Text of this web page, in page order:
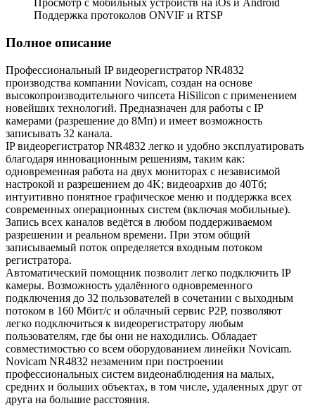
Просмотр с мобильных устройств на iOs и Android
Поддержка протоколов ONVIF и RTSP
Полное описание
Профессиональный IP видеорегистратор NR4832
производства компании Novicam, создан на основе
высокопроизводительного чипсета HiSilicon с применением
новейших технологий. Предназначен для работы с IP
камерами (разрешение до 8Мп) и имеет возможность
записывать 32 канала.
IP видеорегистратор NR4832 легко и удобно эксплуатировать
благодаря инновационным решениям, таким как:
одновременная работа на двух мониторах с независимой
настрокой и разрешением до 4K; видеоархив до 40Тб;
интуитивно понятное графическое меню и поддержка всех
современных операционных систем (включая мобильные).
Запись всех каналов ведётся в любом поддерживаемом
разрешении и реальном времени. При этом общий
записываемый поток определяется входным потоком
регистратора.
Автоматический помощник позволит легко подключить IP
камеры. Возможность удалённого одновременного
подключения до 32 пользователей в сочетании с выходным
потоком в 160 Мбит/с и облачный сервис P2P, позволяют
легко подключиться к видеорегистратору любым
пользователям, где бы они не находились. Обладает
совместимостью со всем оборудованием линейки Novicam.
Novicam NR4832 незаменим при построении
профессиональных систем видеонаблюдения на малых,
средних и больших объектах, в том числе, удаленных друг от
друга на большие расстояния.